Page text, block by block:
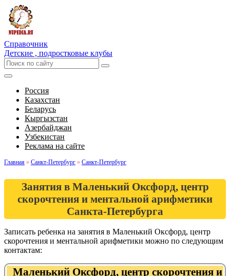
Справочник
Детские , подростковые клубы
Россия
Казахстан
Беларусь
Кыргызстан
Азербайджан
Узбекистан
Реклама на сайте
Главная » Санкт-Петербург » Санкт-Петербург
Занятия в Маленький Оксфорд, центр
скорочтения и ментальной арифметики
Санкта-Петербурга
Записать ребенка на занятия в Маленький Оксфорд, центр
скорочтения и ментальной арифметики можно по следующим
контактам:
Маленький Оксфорд, центр скорочтения и